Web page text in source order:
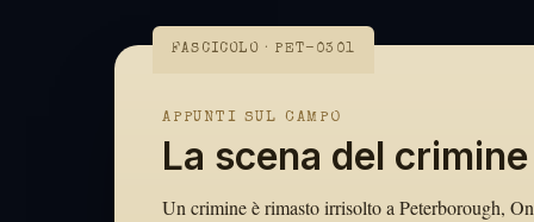
FASCICOLO · PET-0301
APPUNTI SUL CAMPO
La scena del
Un crimine è rimasto irrisolto a Peterborough,